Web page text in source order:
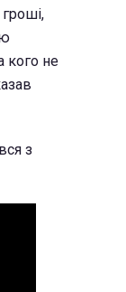
кого не
з